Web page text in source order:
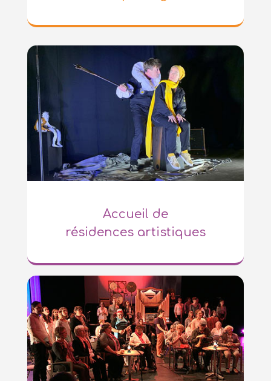
Accueil de
résidences artistiques